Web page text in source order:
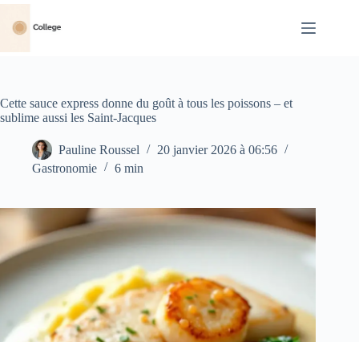
Passer
contenu
Cette sauce express donne du goût à tous les poissons – et
sublime aussi les Saint-Jacques
Pauline Roussel
20 janvier 2026 à 06:56
Gastronomie
6 min